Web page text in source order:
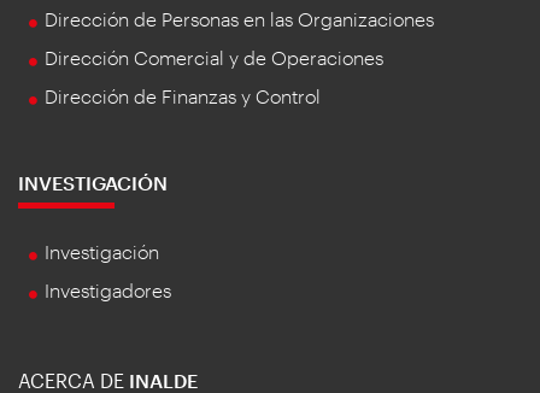
Dirección de Personas en las Organizaciones
Dirección Comercial y de Operaciones
Dirección de Finanzas y Control
INVESTIGACIÓN
Investigación
Investigadores
ACERCA DE INALDE